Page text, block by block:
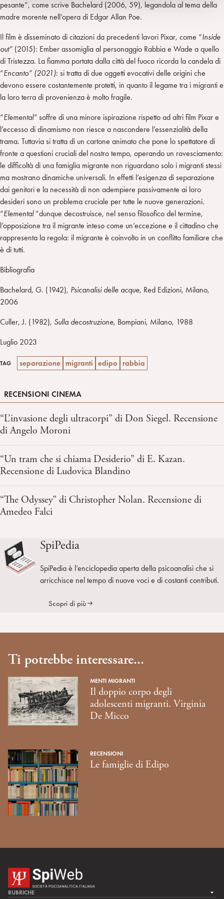
pesante”, come scrive Bachelard (2006, 59), legandola al tema della
madre morente nell’opera di Edgar Allan Poe.
Il film è disseminato di citazioni da precedenti lavori Pixar, come “Inside
out” (2015): Ember assomiglia al personaggio Rabbia e Wade a quello
di Tristezza. La fiamma portata dalla città del fuoco ricorda la candela di
“Encanto” (2021): si tratta di due oggetti evocativi delle origini che
devono essere costantemente protetti, in quanto il legame tra i migranti e
la loro terra di provenienza è molto fragile.
“Elemental” soffre di una minore ispirazione rispetto ad altri film Pixar e
l’eccesso di dinamismo non riesce a nascondere l’essenzialità della
trama. Tuttavia si tratta di un cartone animato che pone lo spettatore di
fronte a questioni cruciali del nostro tempo, operando un rovesciamento:
le difficoltà di una famiglia migrante non riguardano solo i migranti stessi
ma mostrano dinamiche universali. In effetti l’esigenza di separazione
dai genitori e la necessità di non adempiere passivamente ai loro
desideri sono un problema cruciale per tutte le nuove generazioni.
“Elemental“dunque decostruisce, nel senso filosofico del termine,
l’opposizione tra il migrante inteso come un’eccezione e il cittadino che
rappresenta la regola: il migrante è coinvolto in un conflitto familiare che
è di tutti.
Bibliografia
Bachelard, G. (1942), Psicanalisi delle acque, Red Edizioni, Milano,
2006
Culler, J. (1982), Sulla decostruzione, Bompiani, Milano, 1988
Luglio 2023
TAG separazione migranti edipo rabbia
RECENSIONI CINEMA
“L’invasione degli ultracorpi” di Don Siegel. Recensione
di Angelo Moroni
“Un tram che si chiama Desiderio” di E. Kazan.
Recensione di Ludovica Blandino
“The Odyssey” di Christopher Nolan. Recensione di
Amedeo Falci
SpiPedia
SpiPedia è l’enciclopedia aperta della psicoanalisi che si
arricchisce nel tempo di nuove voci e di costanti contributi.
Scopri di più
Ti potrebbe interessare...
MENTI MIGRANTI
Il doppio corpo degli
adolescenti migranti. Virginia
De Micco
RECENSIONI
Le famiglie di Edipo
RUBRICHE